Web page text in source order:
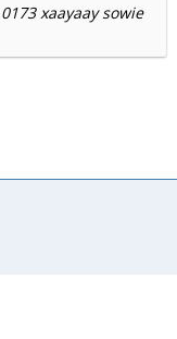
xaayaay sowie